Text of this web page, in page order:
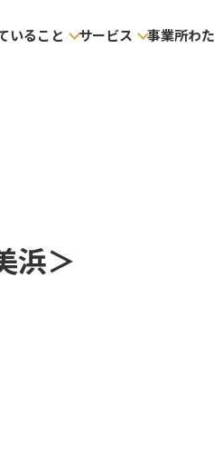
いること サービス 事業所わ
浜＞